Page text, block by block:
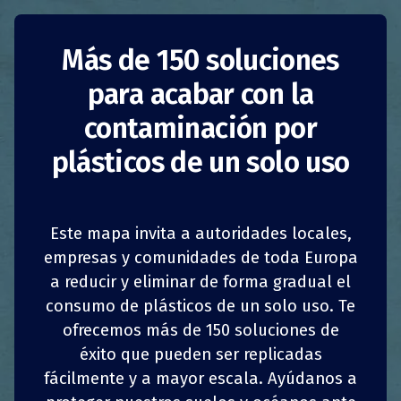
Promoción de la
compra sin envases
Italia Reducción del consumo
La reciente ley nacional 141/2019, que modifica
y complementa el Decreto 111/2019 (la Ley
Nacional del Clima), introdujo dos medidas
fundamentales relativas a la reutilización del
plástico y los envases en general:
La introducción de un incentivo para los
1 COMPARTIR z COMPARTIR
4 COMPARTIR COMPARTIR
Más de 150 soluciones
para acabar con la
contaminación por
plásticos de un solo uso
Este mapa invita a autoridades locales,
empresas y comunidades de toda Europa
a reducir y eliminar de forma gradual el
consumo de plásticos de un solo uso. Te
ofrecemos más de 150 soluciones de
éxito que pueden ser replicadas
fácilmente y a mayor escala. Ayúdanos a
1 COMPARTIR z COMPARTIR
4 COMPARTIR COMPARTIR